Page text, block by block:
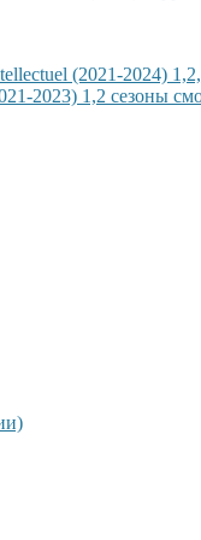
(2021-2024)
2023) 1,2 сезоны